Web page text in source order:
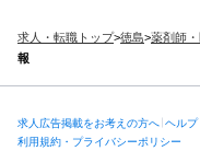
求人・転職トップ>徳島>薬剤師
報
求人広告掲載をお考えの方へ ヘルプ
利用規約・プライバシーポリシー